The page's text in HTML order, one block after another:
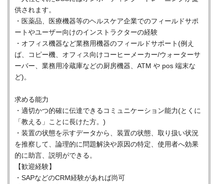
供されます。
・医薬品、医療機器等のヘルスケア企業でのフィールドサポ
ートやユーザー向けのインストラクターの経験
・オフィス機器など業務用機器のフィールドサポート(例え
ば、コピー機、オフィス向けコーヒーメーカー/ウォーターサ
ーバー、業務用冷蔵庫などの厨房機器、ATM や pos 端末な
ど)。
求める能力
・適切かつ的確に伝達できるコミュニケーション能力(とくに
「教える」ことに長けた方。)
・装置の状態を示すデータから、装置の状態、取り扱い状況
を推察して、論理的に問題解決や原因の特定、使用者へ効果
的に助言、説明ができる。
【歓迎経験】
・SAPなどのCRM経験があれば尚可